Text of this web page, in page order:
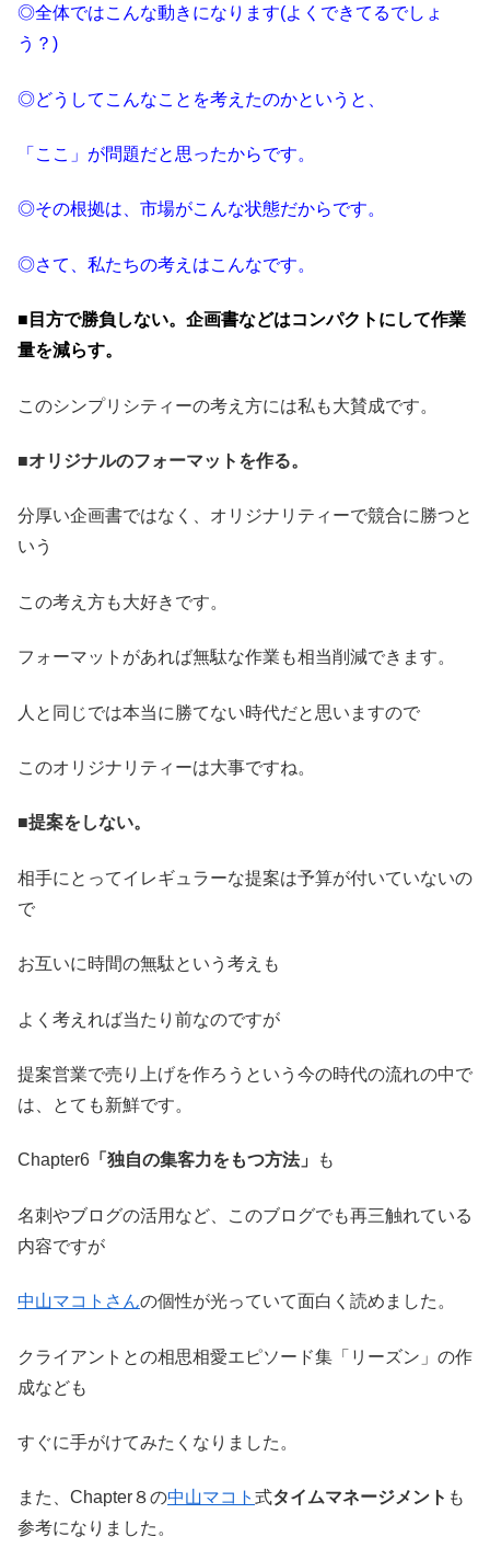
◎全体ではこんな動きになります(よくできてるでしょ
う？)
◎どうしてこんなことを考えたのかというと、
「ここ」 が問題だと思ったからです。
◎その根拠は、 市場がこんな状態だからです。
◎さて、私たちの考えはこんなです。
■目方で勝負しない。企画書などはコンパクトにして作業
量を減らす。
このシンプリシティーの考え方には私も大賛成です。
■オリジナルのフォーマットを作る。
分厚い企画書ではなく、オリジナリティーで競合に勝つと
いう
この考え方も大好きです。
フォーマットがあれば無駄な作業も相当削減できます。
人と同じでは本当に勝てない時代だと思いますので
このオリジナリティーは大事ですね。
■提案をしない。
相手にとってイレギュラーな提案は予算が付いていないの
で
お互いに時間の無駄という考えも
よく考えれば当たり前なのですが
提案営業で売り上げを作ろうという今の時代の流れの中で
は、とても新鮮です。
Chapter6 「独自の集客力をもつ方法」 も
名刺やブログの活用など、このブログでも再三触れている
内容ですが
中山マコトさんの個性が光っていて面白く読めました。
クライアントとの相思相愛エピソード集「リーズン」の作
成なども
すぐに手がけてみたくなりました。
また、Chapter８の中山マコト 式タイムマネージメント も
参考になりました。